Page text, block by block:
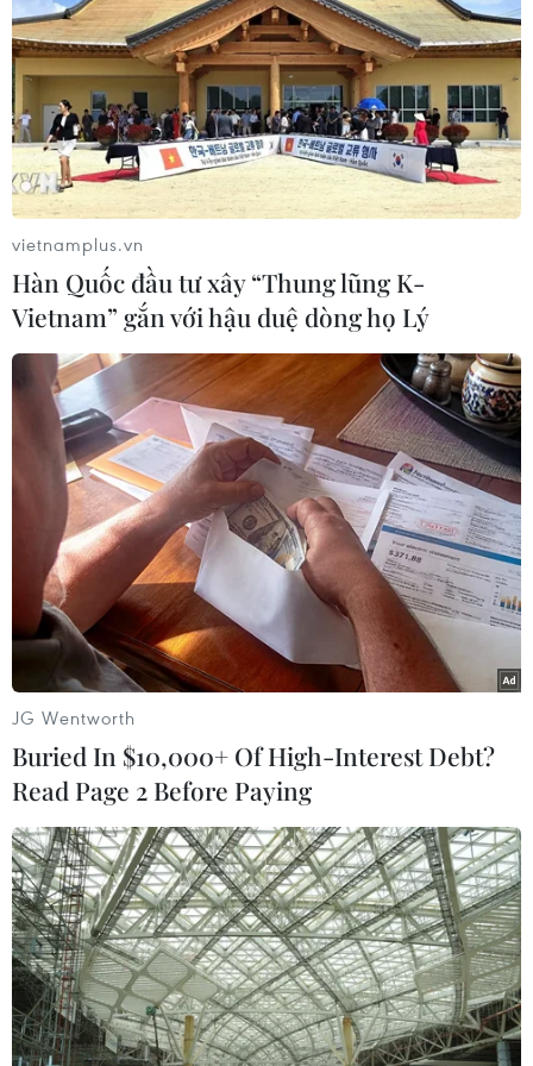
Edward Snowden có cơ hội đệ đơn xin
nhập quốc tịch Nga
18/01/2017 13:53
Cựu nhân viên Cơ quan Tình báo Trung ương Mỹ (CIA)
Edward Snowden đã được gia hạn cư trú tại Nga thêm
3 năm nữa, như vậy Snowden sẽ có quyền đệ đơn xin
nhập quốc tịch Nga sau khi cư trú 5 năm.
Nga bác tin sẵn sàng trao Edward
vietnamplus.vn
Hàn Quốc đầu tư xây “Thung lũng K-
Vietnam” gắn với hậu duệ dòng họ Lý
JG Wentworth
Buried In $10,000+ Of High-Interest Debt?
Read Page 2 Before Paying